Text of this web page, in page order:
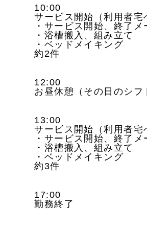
10:00
サービス開始（利用者宅
・サービス開始、終了メ
・浴槽搬入、組み立て
・ベッドメイキング
約2件
12:00
お昼休憩（その日のシ
13:00
サービス開始（利用者宅
・サービス開始、終了メ
・浴槽搬入、組み立て
・ベッドメイキング
約3件
17:00
勤務終了